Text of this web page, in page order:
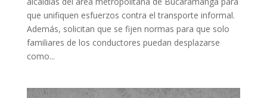
que unifiquen esfuerzos contra el transporte informal.
Además, solicitan que se fijen normas para que solo
familiares de los conductores puedan desplazarse
como...